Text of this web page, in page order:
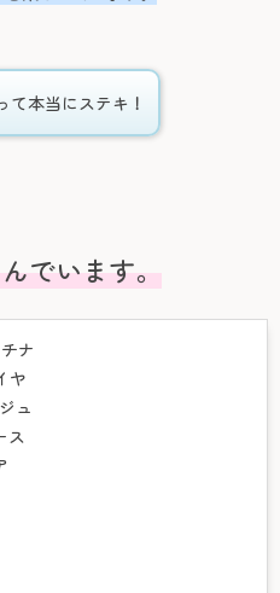
て本当にステキ！
でいます。
ナ
ヤ
ュ
ス